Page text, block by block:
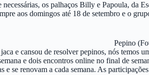
os palhaços Billy e Papoula, da
aos domingos até 18 de setembro e o
Pepino
e cansou de resolver pepinos, nós
e dois encontros online no final de
se renovam a cada semana. As